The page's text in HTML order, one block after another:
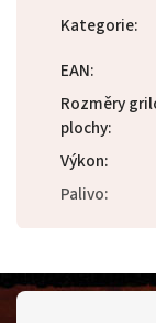
Kategorie:
EAN:
Rozměry
plochy:
Výkon:
Palivo: